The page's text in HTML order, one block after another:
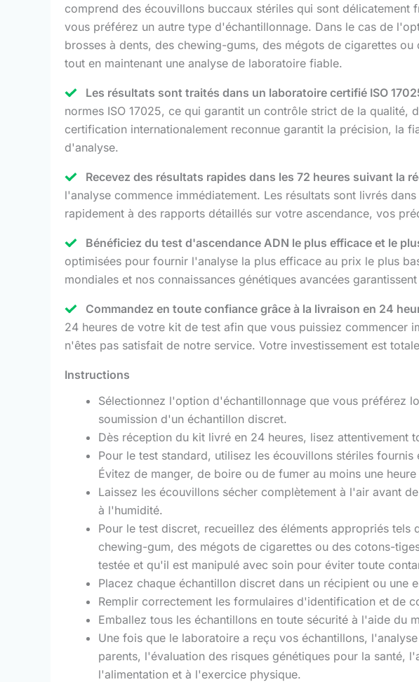
comprend des écouvillons buccaux stériles qui sont
vous préférez un autre type d'échantillonnage. Dans le cas de
brosses à dents, des chewing-gums, des mégots de cigarettes
tout en maintenant une analyse de laboratoire fiable.
Les résultats sont traités dans un laboratoire certifié ISO
normes ISO 17025, ce qui garantit un contrôle strict de la qualité,
certification internationalement reconnue garantit la précision, la
d'analyse.
Recevez des résultats rapides dans les 72 heures suivant la
l'analyse commence immédiatement. Les résultats sont livrés
rapidement à des rapports détaillés sur votre ascendance, vos
Bénéficiez du test d'ascendance ADN le plus efficace et le
optimisées pour fournir l'analyse la plus efficace au prix le plus
mondiales et nos connaissances génétiques avancées
Commandez en toute confiance grâce à la livraison en 24
24 heures de votre kit de test afin que vous puissiez commencer
n'êtes pas satisfait de notre service. Votre investissement est
Instructions
Sélectionnez l'option d'échantillonnage que vous préférez
soumission d'un échantillon discret.
Dès réception du kit livré en 24 heures, lisez attentivement
Pour le test standard, utilisez les écouvillons stériles
Évitez de manger, de boire ou de fumer au moins une
Laissez les écouvillons sécher complètement à l'air avant
à l'humidité.
Pour le test discret, recueillez des éléments appropriés
chewing-gum, des mégots de cigarettes ou des cotons-
testée et qu'il est manipulé avec soin pour éviter toute
Placez chaque échantillon discret dans un récipient ou
Remplir correctement les formulaires d'identification et de
Emballez tous les échantillons en toute sécurité à l'aide du
Une fois que le laboratoire a reçu vos échantillons,
parents, l'évaluation des risques génétiques pour la santé,
l'alimentation et à l'exercice physique.